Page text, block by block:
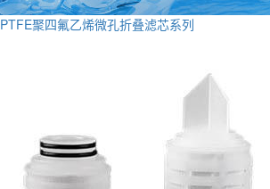
PTFE聚四氟乙烯微孔折叠滤芯系列